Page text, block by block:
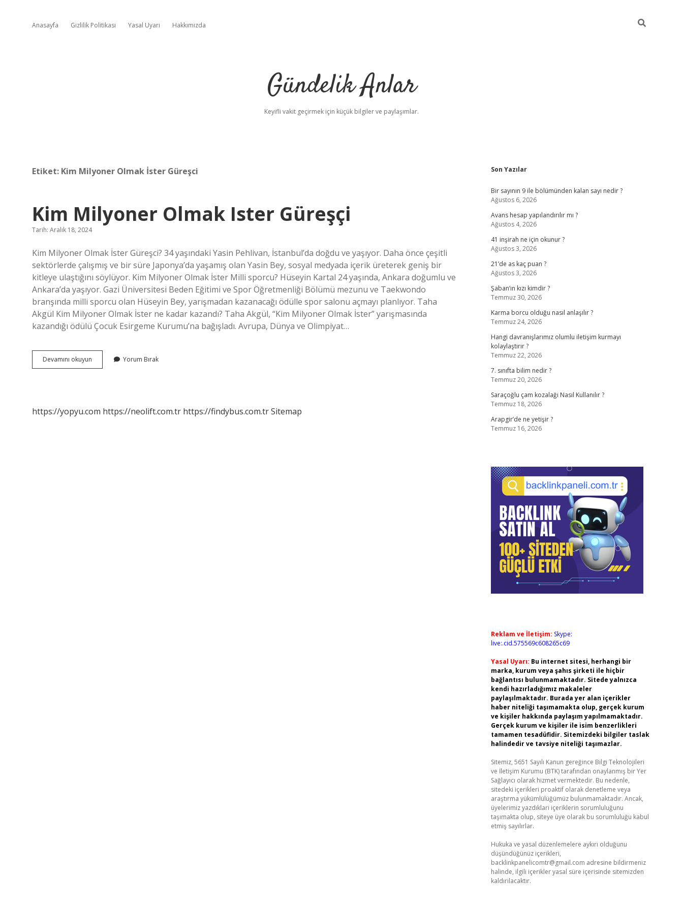
Anasayfa Gizlilik Politikası Yasal Uyarı Hakkımızda
Gündelik Anlar
Keyifli vakit geçirmek için küçük bilgiler ve paylaşımlar.
Etiket: Kim Milyoner Olmak İster Güreşci
Kim Milyoner Olmak Ister Güreşçi
Tarih: Aralık 18, 2024
Kim Milyoner Olmak İster Güreşci? 34 yaşındaki Yasin Pehlivan, İstanbul’da doğdu ve yaşıyor. Daha önce çeşitli
sektörlerde çalışmış ve bir süre Japonya’da yaşamış olan Yasin Bey, sosyal medyada içerik üreterek geniş bir
kitleye ulaştığını söylüyor. Kim Milyoner Olmak İster Milli sporcu? Hüseyin Kartal 24 yaşında, Ankara doğumlu ve
Ankara’da yaşıyor. Gazi Üniversitesi Beden Eğitimi ve Spor Öğretmenliği Bölümü mezunu ve Taekwondo
branşında milli sporcu olan Hüseyin Bey, yarışmadan kazanacağı ödülle spor salonu açmayı planlıyor. Taha
Akgül Kim Milyoner Olmak İster ne kadar kazandı? Taha Akgül, “Kim Milyoner Olmak İster” yarışmasında
kazandığı ödülü Çocuk Esirgeme Kurumu’na bağışladı. Avrupa, Dünya ve Olimpiyat…
Devamını okuyun
Milyoner
Yorum Bırak
https://yopyu.com https://neolift.com.tr https://findybus.com.trSitemap
Sidebar
Son Yazılar
Bir sayının 9 ile bölümünden kalan sayı nedir ?
Ağustos 6, 2026
Avans hesap yapılandırılır mı ?
Ağustos 4, 2026
41 inşirah ne için okunur ?
Ağustos 3, 2026
21’de as kaç puan ?
Ağustos 3, 2026
Şaban’ın kızı kimdir ?
Temmuz 30, 2026
Karma borcu olduğu nasıl anlaşılır ?
Temmuz 24, 2026
Hangi davranışlarımız olumlu iletişim kurmayı
kolaylaştırır ?
Temmuz 22, 2026
7. sınıfta bilim nedir ?
Temmuz 20, 2026
Saraçoğlu çam kozalağı Nasıl Kullanılır ?
Temmuz 18, 2026
Arapgir’de ne yetişir ?
Temmuz 16, 2026
Reklam ve İletişim: Skype:
live:.cid.575569c608265c69
Yasal Uyarı: Bu internet sitesi, herhangi bir
marka, kurum veya şahıs şirketi ile hiçbir
bağlantısı bulunmamaktadır. Sitede yalnızca
kendi hazırladığımız makaleler
paylaşılmaktadır. Burada yer alan içerikler
haber niteliği taşımamakta olup, gerçek kurum
ve kişiler hakkında paylaşım yapılmamaktadır.
Gerçek kurum ve kişiler ile isim benzerlikleri
tamamen tesadüfidir. Sitemizdeki bilgiler taslak
halindedir ve tavsiye niteliği taşımazlar.
Sitemiz, 5651 Sayılı Kanun gereğince Bilgi Teknolojileri
ve İletişim Kurumu (BTK) tarafından onaylanmış bir Yer
Sağlayıcı olarak hizmet vermektedir. Bu nedenle,
sitedeki içerikleri proaktif olarak denetleme veya
araştırma yükümlülüğümüz bulunmamaktadır. Ancak,
üyelerimiz yazdıkları içeriklerin sorumluluğunu
taşımakta olup, siteye üye olarak bu sorumluluğu kabul
etmiş sayılırlar.
Hukuka ve yasal düzenlemelere aykırı olduğunu
düşündüğünüz içerikleri,
backlinkpanelicomtr@gmail.com adresine bildirmeniz
halinde, ilgili içerikler yasal süre içerisinde sitemizden
kaldırılacaktır.